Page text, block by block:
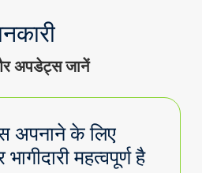
अपडेट्स जानें
अपनाने के लिए
महत्वपूर्ण है